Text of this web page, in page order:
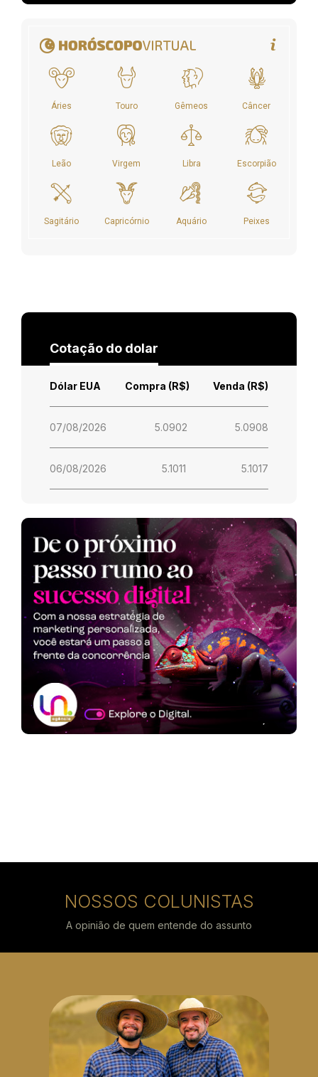
Cotação do dolar
Dólar EUA Compra (R$) Venda (R$)
07/08/2026 5.0902 5.0908
06/08/2026 5.1011 5.1017
NOSSOS COLUNISTAS
A opinião de quem entende do assunto